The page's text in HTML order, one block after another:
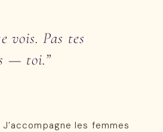
vois. Pas tes
— toi.”
les femmes